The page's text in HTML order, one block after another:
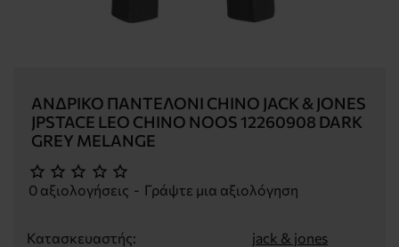
ΑΝΔΡΙΚΌ ΠΑΝΤΕΛΌΝΙ CHINO JACK & JONES
JPSTACE LEO CHINO NOOS 12260908 DARK
GREY MELANGE
Κατασκευαστής:
jack & jones
0 αξιολογήσεις - Γράψτε μια αξιολόγηση